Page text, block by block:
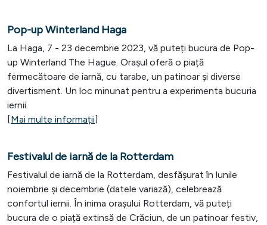
Pop-up Winterland Haga
La Haga, 7 - 23 decembrie 2023, vă puteți bucura de Pop-
up Winterland The Hague. Orașul oferă o piață
fermecătoare de iarnă, cu tarabe, un patinoar și diverse
divertisment. Un loc minunat pentru a experimenta bucuria
iernii.
[Mai multe informații]
Festivalul de iarnă de la Rotterdam
Festivalul de iarnă de la Rotterdam, desfășurat în lunile
noiembrie și decembrie (datele variază), celebrează
confortul iernii. În inima orașului Rotterdam, vă puteți
bucura de o piață extinsă de Crăciun, de un patinoar festiv,